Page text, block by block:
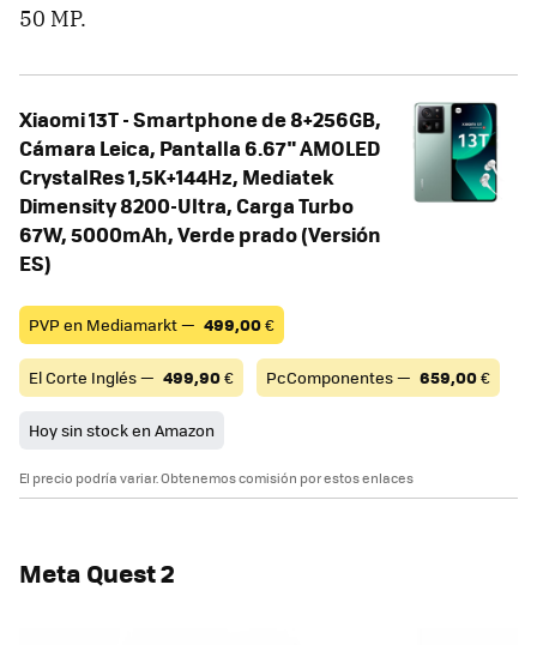
50 MP.
Xiaomi 13T - Smartphone de 8+256GB,
Cámara Leica, Pantalla 6.67" AMOLED
CrystalRes 1,5K+144Hz, Mediatek
Dimensity 8200-Ultra, Carga Turbo
67W, 5000mAh, Verde prado (Versión
ES)
PVP en Mediamarkt — 499,00€
El Corte Inglés — 499,90€ PcComponentes — 659,00€
Hoy sin stock en Amazon
El precio podría variar. Obtenemos comisión por estos enlaces
Meta Quest 2